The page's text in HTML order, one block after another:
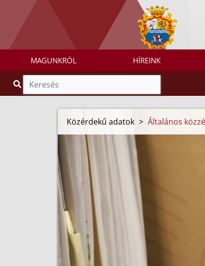
MAGUNKRÓL HÍREINK
Közérdekű adatok > Általános